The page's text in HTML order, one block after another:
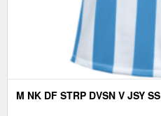
M NK DF STRP DVSN V JSY SS